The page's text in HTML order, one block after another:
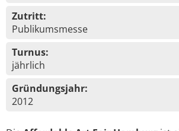
Zutritt:
Publikumsmesse
Turnus:
jährlich
Gründungsjahr:
2012